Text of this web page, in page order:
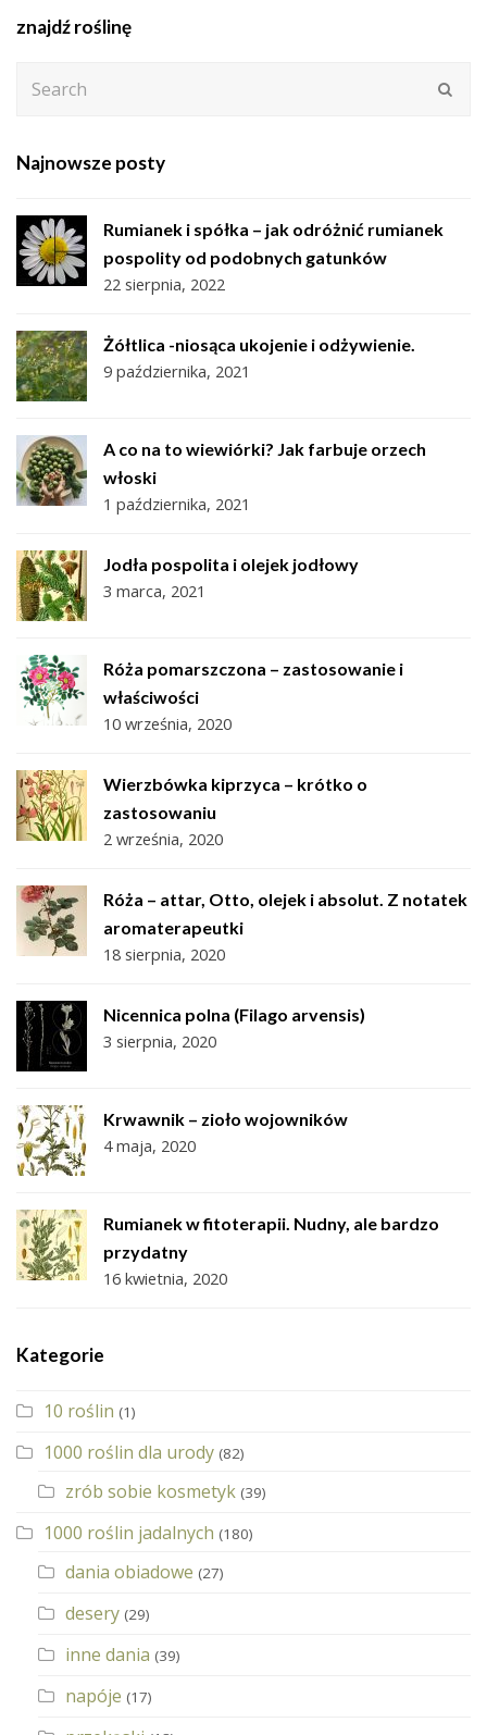
znajdź roślinę
Najnowsze posty
Rumianek i spółka – jak odróżnić rumianek
pospolity od podobnych gatunków
22 sierpnia, 2022
Żółtlica -niosąca ukojenie i odżywienie.
9 października, 2021
A co na to wiewiórki? Jak farbuje orzech
włoski
1 października, 2021
Jodła pospolita i olejek jodłowy
3 marca, 2021
Róża pomarszczona – zastosowanie i
właściwości
10 września, 2020
Wierzbówka kiprzyca – krótko o
zastosowaniu
2 września, 2020
Róża – attar, Otto, olejek i absolut. Z notatek
aromaterapeutki
18 sierpnia, 2020
Nicennica polna (Filago arvensis)
3 sierpnia, 2020
Krwawnik – zioło wojowników
4 maja, 2020
Rumianek w fitoterapii. Nudny, ale bardzo
przydatny
16 kwietnia, 2020
Kategorie
10 roślin (1)
1000 roślin dla urody (82)
zrób sobie kosmetyk (39)
1000 roślin jadalnych (180)
dania obiadowe (27)
desery (29)
inne dania (39)
napóje (17)